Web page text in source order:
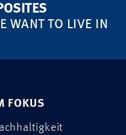
WANT TO LIVE IN
FOKUS